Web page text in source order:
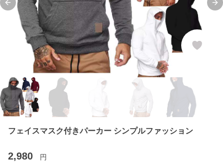
Previous slide
フェイスマスク付きパーカー シンプルファッション
2,980 円